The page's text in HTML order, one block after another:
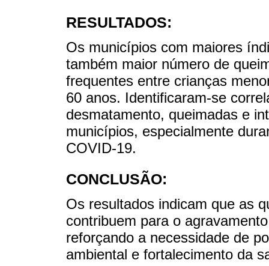
RESULTADOS:
Os municípios com maiores
também maior número de
frequentes entre crianças
60 anos. Identificaram-se
desmatamento, queimadas e
municípios, especialmente
COVID-19.
CONCLUSÃO:
Os resultados indicam que as
contribuem para o
reforçando a necessidade de
ambiental e fortalecimento da